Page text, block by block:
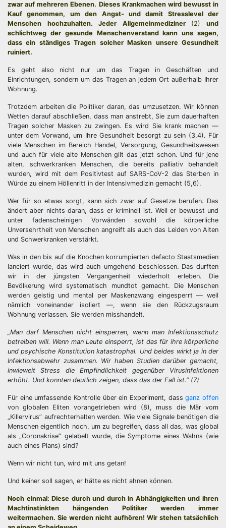
zwar auf mehreren Ebenen. Dieses Krankmachen wird bewusst in
Kauf genommen, um den Angst- und damit Stresslevel der
Menschen hochzuhalten. Jeder Allgemeinmediziner (2) und
schlichtweg der gesunde Menschenverstand kann uns sagen,
dass ein ständiges Tragen solcher Masken unsere Gesundheit
ruiniert.
Es geht also nicht nur um das Tragen in Geschäften und
Einrichtungen, sondern um das Tragen an jedem Ort außerhalb Ihrer
Wohnung.
Trotzdem arbeiten die Politiker daran, das umzusetzen. Wir können
Wetten darauf abschließen, dass man anstrebt, Sie zum dauerhaften
Tragen solcher Masken zu zwingen. Es wird Sie krank machen —
unter dem Vorwand, um Ihre Gesundheit besorgt zu sein (3,4). Für
viele Menschen im Bereich Handel, Versorgung, Gesundheitswesen
und auch für viele alte Menschen gilt das jetzt schon. Und für jene
alten, schwerkranken Menschen, die bereits palliativ behandelt
wurden, wird mit dem Positivtest auf SARS-CoV-2 das Sterben in
Würde zu einem Höllenritt in der Intensivmedizin gemacht (5,6).
Wer für so etwas sorgt, kann sich zwar auf Gesetze berufen. Das
ändert aber nichts daran, dass er kriminell ist. Weil er bewusst und
unter fadenscheinigen Vorwänden sowohl die körperliche
Unversehrtheit von Menschen angreift als auch das Leiden von Alten
und Schwerkranken verstärkt.
Was in den bis auf die Knochen korrumpierten defacto Staatsmedien
lanciert wurde, das wird auch umgehend beschlossen. Das durften
wir in der jüngsten Vergangenheit wiederholt erleben. Die
Bevölkerung wird systematisch mundtot gemacht. Die Menschen
werden geistig und mental per Maskenzwang eingesperrt — weil
nämlich voneinander isoliert —, wenn sie den Rückzugsraum
Wohnung verlassen. Sie werden misshandelt.
„Man darf Menschen nicht einsperren, wenn man Infektionsschutz
betreiben will. Wenn man Leute einsperrt, ist das für ihre körperliche
und psychische Konstitution katastrophal. Und beides wirkt ja in der
Infektionsabwehr zusammen. Wir haben Studien darüber gemacht,
inwieweit Stress die Empfindlichkeit gegenüber Virusinfektionen
erhöht. Und konnten deutlich zeigen, dass das der Fall ist.” (7)
Für eine umfassende Kontrolle über ein Experiment, dassganz offen
von globalen Eliten vorangetrieben wird (8), muss die Mär vom
„Killervirus” aufrechterhalten werden. Wie viele Signale benötigen die
Menschen eigentlich noch, um zu begreifen, dass all das, was global
als „Coronakrise” gelabelt wurde, die Symptome eines Wahns (wie
auch eines Plans) sind?
Wenn wir nicht tun, wird mit uns getan!
Und keiner soll sagen, er hätte es nicht ahnen können.
Noch einmal: Diese durch und durch in Abhängigkeiten und ihren
Machtinstinkten hängenden Politiker werden immer
weitermachen. Sie werden nicht aufhören! Wir stehen tatsächlich